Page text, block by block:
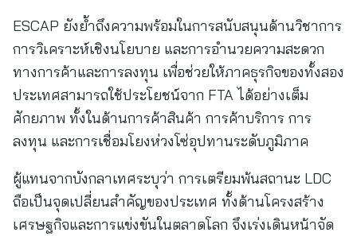
ESCAP ยังย้ำถึงความพร้อมในการสนับสนุนด้านวิชาการ
การวิเคราะห์เชิงนโยบาย และการอำนวยความสะดวก
ทางการค้าและการลงทุน เพื่อช่วยให้ภาคธุรกิจของทั้งสอง
ประเทศสามารถใช้ประโยชน์จาก FTA ได้อย่างเต็ม
ศักยภาพ ทั้งในด้านการค้าสินค้า การค้าบริการ การ
ลงทุน และการเชื่อมโยงห่วงโซ่อุปทานระดับภูมิภาค
ผู้แทนจากบังกลาเทศระบุว่า การเตรียมพ้นสถานะ LDC
ถือเป็นจุดเปลี่ยนสำคัญของประเทศ ทั้งด้านโครงสร้าง
เศรษฐกิจและการแข่งขันในตลาดโลก จึงเร่งเดินหน้าจัด